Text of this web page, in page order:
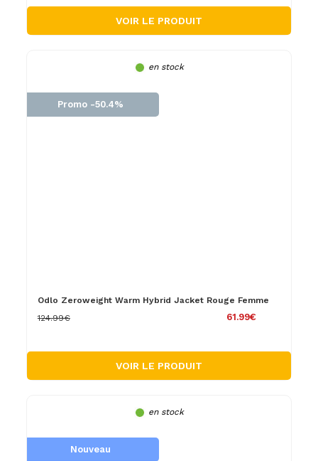
VOIR LE PRODUIT
en stock
Promo -50.4%
Odlo Zeroweight Warm Hybrid Jacket Rouge Femme
61.99€
124.99€
VOIR LE PRODUIT
en stock
Nouveau